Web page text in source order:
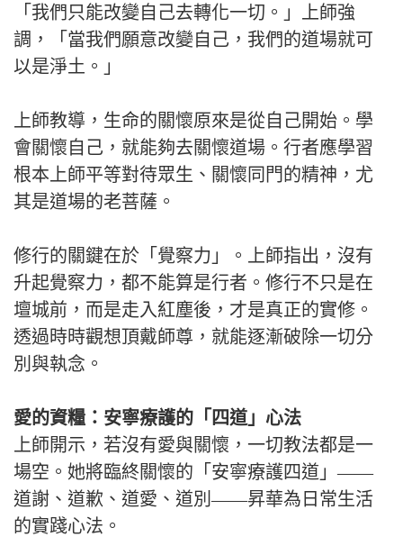
「我們只能改變自己去轉化一切。」上師強
調，「當我們願意改變自己，我們的道場就可
以是淨土。」
上師教導，生命的關懷原來是從自己開始。學
會關懷自己，就能夠去關懷道場。行者應學習
根本上師平等對待眾生、關懷同門的精神，尤
其是道場的老菩薩。
修行的關鍵在於「覺察力」。上師指出，沒有
升起覺察力，都不能算是行者。修行不只是在
壇城前，而是走入紅塵後，才是真正的實修。
透過時時觀想頂戴師尊，就能逐漸破除一切分
別與執念。
愛的資糧：安寧療護的「四道」心法
上師開示，若沒有愛與關懷，一切教法都是一
場空。她將臨終關懷的「安寧療護四道」——
道謝、道歉、道愛、道別——昇華為日常生活
的實踐心法。